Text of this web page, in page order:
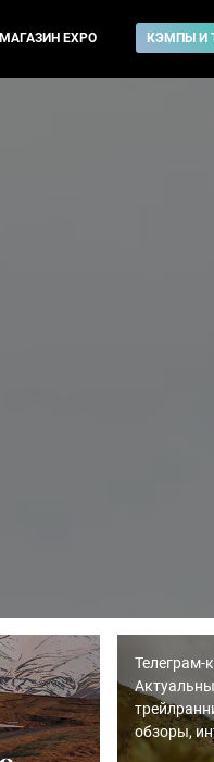
МАГАЗИН EXPO КЭМПЫ И
Телеграм-
обзоры,